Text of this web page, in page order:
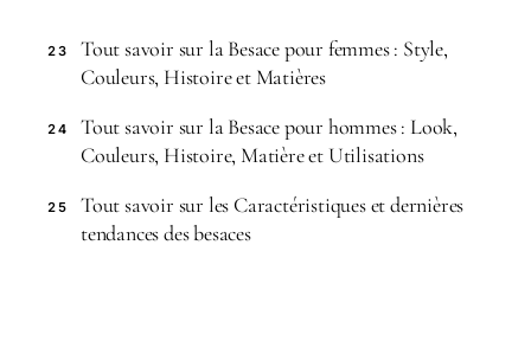
23
Tout savoir sur la Besace pour femmes : Style,
Couleurs, Histoire et Matières
24
Tout savoir sur la Besace pour hommes : Look,
Couleurs, Histoire, Matière et Utilisations
25
Tout savoir sur les Caractéristiques et dernières
tendances des besaces